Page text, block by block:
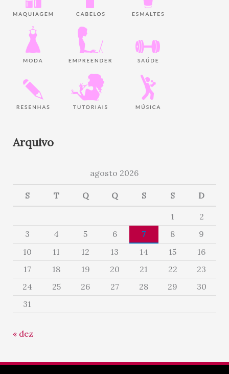
Arquivo
agosto 2026
S T Q Q S S D
1
2
3
4 5 6 7 8
9
10
11 12 13 14 15
16
17
18 19 20 21 22
23
24
25 26 27 28 29
30
31
« dez